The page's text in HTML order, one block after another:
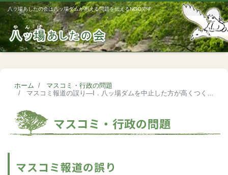
八ッ場あしたの会は八ッ場ダムが抱える問題を伝えるNGOです
ホーム
マスコミ・行政の問題
マスコミ報道の誤り―I．八ッ場ダムを中止した方が高くつくという話の誤り
マスコミ・行政の問題
マスコミ報道の誤り